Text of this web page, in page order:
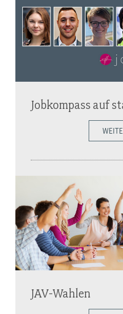
Jobkompass auf
JAV-Wahlen